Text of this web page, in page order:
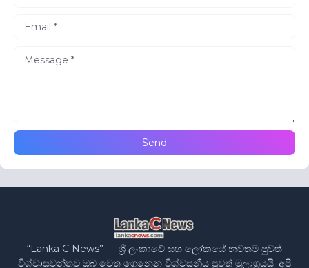
“Lanka C News” — ශ්‍රී ලංකාවේ සහ ලෝකයේ නවතම පුවත්
විශ්වාසවන්තව ඔබ වෙත ගෙනෙන විශ්වසනීය පුවත් මූලාශ්‍රයයි. අපි